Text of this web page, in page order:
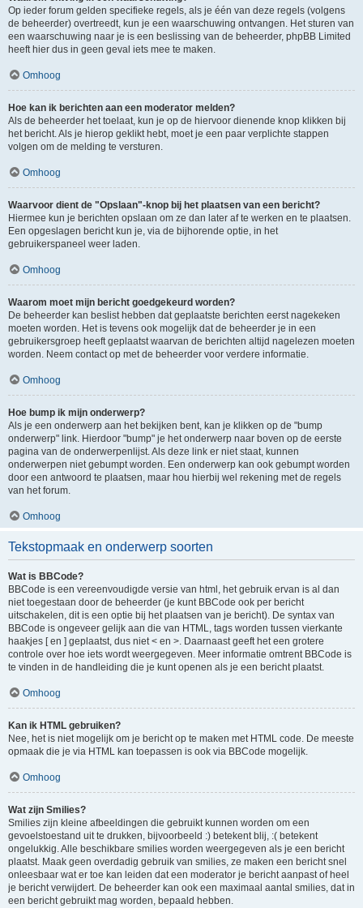
Op ieder forum gelden specifieke regels, als je één van deze regels (volgens
de beheerder) overtreedt, kun je een waarschuwing ontvangen. Het sturen van
een waarschuwing naar je is een beslissing van de beheerder, phpBB Limited
heeft hier dus in geen geval iets mee te maken.
Omhoog
Hoe kan ik berichten aan een moderator melden?
Als de beheerder het toelaat, kun je op de hiervoor dienende knop klikken bij
het bericht. Als je hierop geklikt hebt, moet je een paar verplichte stappen
volgen om de melding te versturen.
Omhoog
Waarvoor dient de "Opslaan"-knop bij het plaatsen van een bericht?
Hiermee kun je berichten opslaan om ze dan later af te werken en te plaatsen.
Een opgeslagen bericht kun je, via de bijhorende optie, in het
gebruikerspaneel weer laden.
Omhoog
Waarom moet mijn bericht goedgekeurd worden?
De beheerder kan beslist hebben dat geplaatste berichten eerst nagekeken
moeten worden. Het is tevens ook mogelijk dat de beheerder je in een
gebruikersgroep heeft geplaatst waarvan de berichten altijd nagelezen moeten
worden. Neem contact op met de beheerder voor verdere informatie.
Omhoog
Hoe bump ik mijn onderwerp?
Als je een onderwerp aan het bekijken bent, kan je klikken op de "bump
onderwerp" link. Hierdoor "bump" je het onderwerp naar boven op de eerste
pagina van de onderwerpenlijst. Als deze link er niet staat, kunnen
onderwerpen niet gebumpt worden. Een onderwerp kan ook gebumpt worden
door een antwoord te plaatsen, maar hou hierbij wel rekening met de regels
van het forum.
Omhoog
Tekstopmaak en onderwerp soorten
Wat is BBCode?
BBCode is een vereenvoudigde versie van html, het gebruik ervan is al dan
niet toegestaan door de beheerder (je kunt BBCode ook per bericht
uitschakelen, dit is een optie bij het plaatsen van je bericht). De syntax van
BBCode is ongeveer gelijk aan die van HTML, tags worden tussen vierkante
haakjes [ en ] geplaatst, dus niet < en >. Daarnaast geeft het een grotere
controle over hoe iets wordt weergegeven. Meer informatie omtrent BBCode is
te vinden in de handleiding die je kunt openen als je een bericht plaatst.
Omhoog
Kan ik HTML gebruiken?
Nee, het is niet mogelijk om je bericht op te maken met HTML code. De meeste
opmaak die je via HTML kan toepassen is ook via BBCode mogelijk.
Omhoog
Wat zijn Smilies?
Smilies zijn kleine afbeeldingen die gebruikt kunnen worden om een
gevoelstoestand uit te drukken, bijvoorbeeld :) betekent blij, :( betekent
ongelukkig. Alle beschikbare smilies worden weergegeven als je een bericht
plaatst. Maak geen overdadig gebruik van smilies, ze maken een bericht snel
onleesbaar wat er toe kan leiden dat een moderator je bericht aanpast of heel
je bericht verwijdert. De beheerder kan ook een maximaal aantal smilies, dat in
een bericht gebruikt mag worden, bepaald hebben.